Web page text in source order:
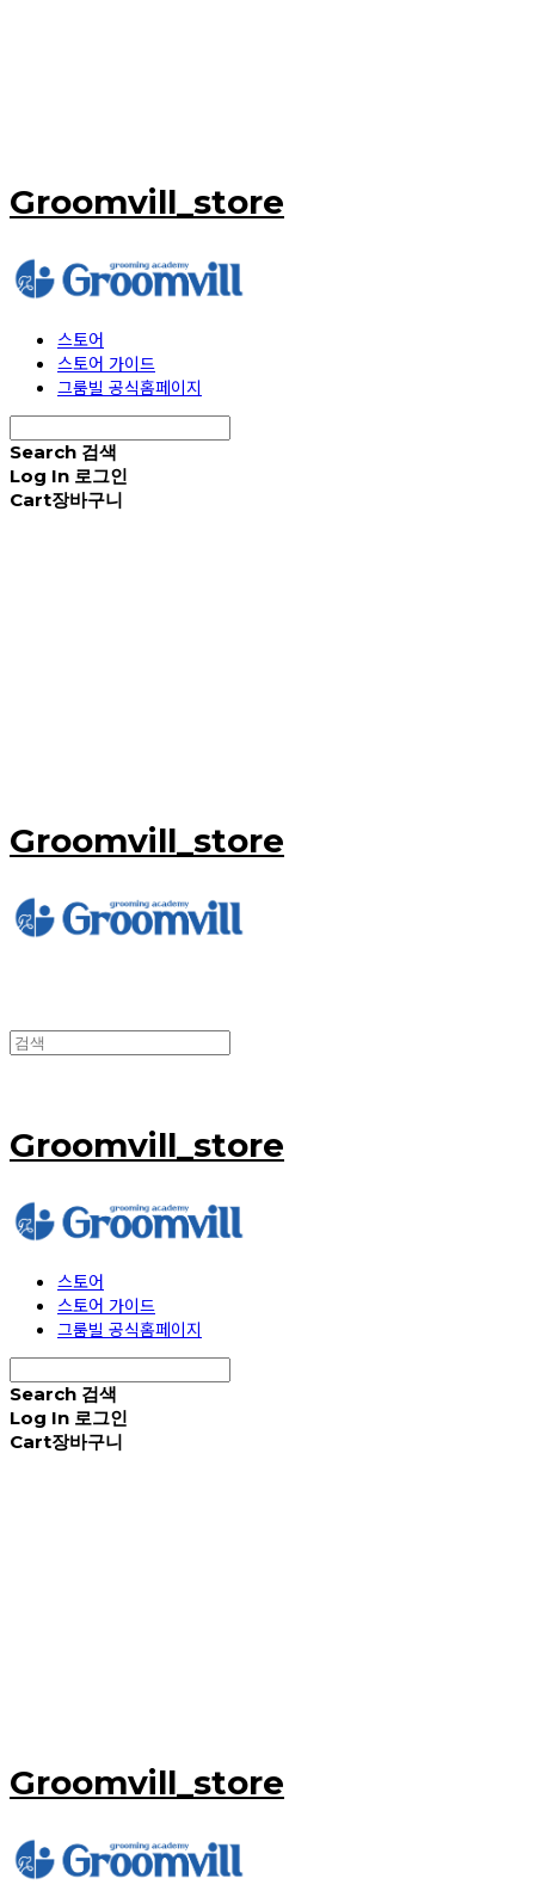
Groomvill_store
스토어
스토어 가이드
그룸빌 공식홈페이지
Search 검색
Log In 로그인
Cart장바구니
Groomvill_store
Groomvill_store
스토어
스토어 가이드
그룸빌 공식홈페이지
Search 검색
Log In 로그인
Cart장바구니
Groomvill_store